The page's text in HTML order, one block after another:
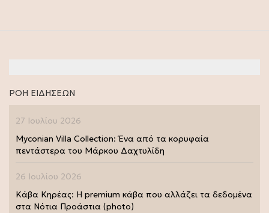
ΡΟΗ ΕΙΔΗΣΕΩΝ
27 Ιουλίου 2026
Myconian Villa Collection: Ένα από τα κορυφαία
πεντάστερα του Μάρκου Δαχτυλίδη
26 Ιουλίου 2026
Κάβα Κηρέας: Η premium κάβα που αλλάζει τα δεδομένα
στα Νότια Προάστια (photo)